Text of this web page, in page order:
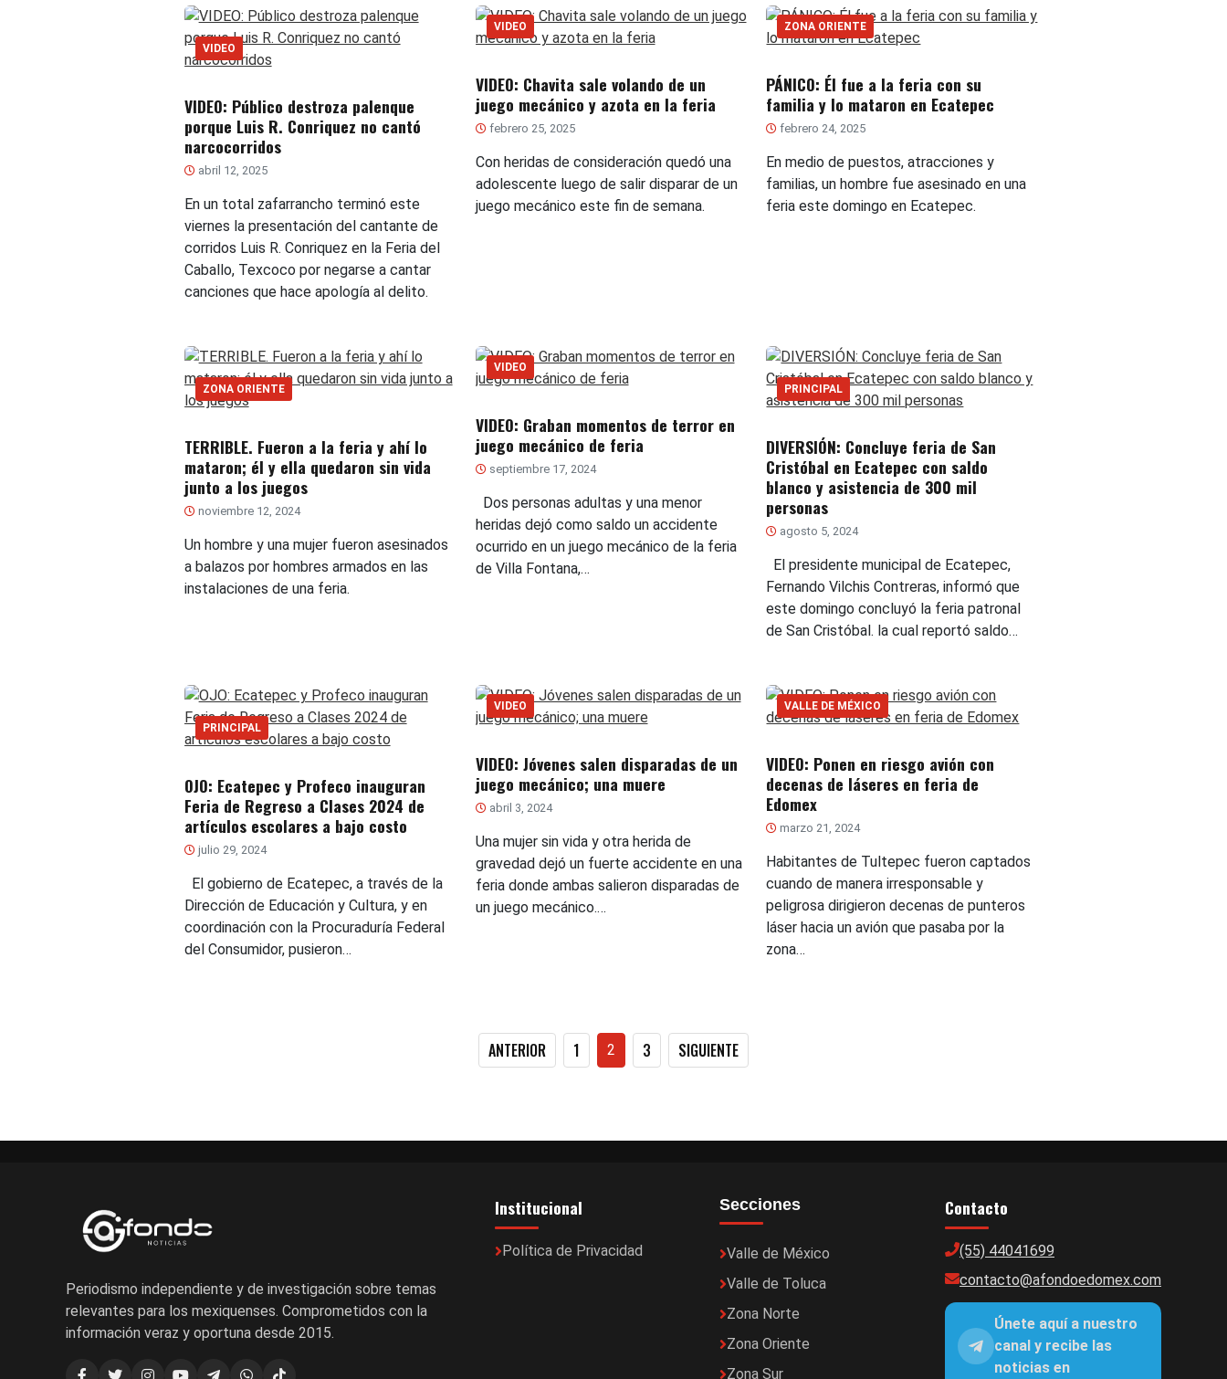
VIDEO
VIDEO: Público destroza palenque
porque Luis R. Conriquez no cantó
narcocorridos
abril 12, 2025
En un total zafarrancho terminó este
viernes la presentación del cantante de
corridos Luis R. Conriquez en la Feria del
Caballo, Texcoco por negarse a cantar
canciones que hace apología al delito.
VIDEO
VIDEO: Chavita sale volando de un
juego mecánico y azota en la feria
febrero 25, 2025
Con heridas de consideración quedó una
adolescente luego de salir disparar de un
juego mecánico este fin de semana.
ZONA ORIENTE
PÁNICO: Él fue a la feria con su
familia y lo mataron en Ecatepec
febrero 24, 2025
En medio de puestos, atracciones y
familias, un hombre fue asesinado en una
feria este domingo en Ecatepec.
ZONA ORIENTE
TERRIBLE. Fueron a la feria y ahí lo
mataron; él y ella quedaron sin vida
junto a los juegos
noviembre 12, 2024
Un hombre y una mujer fueron asesinados
a balazos por hombres armados en las
instalaciones de una feria.
VIDEO
VIDEO: Graban momentos de terror en
juego mecánico de feria
septiembre 17, 2024
Dos personas adultas y una menor
heridas dejó como saldo un accidente
ocurrido en un juego mecánico de la feria
de Villa Fontana,…
PRINCIPAL
DIVERSIÓN: Concluye feria de San
Cristóbal en Ecatepec con saldo
blanco y asistencia de 300 mil
personas
agosto 5, 2024
El presidente municipal de Ecatepec,
Fernando Vilchis Contreras, informó que
este domingo concluyó la feria patronal
de San Cristóbal. la cual reportó saldo…
PRINCIPAL
OJO: Ecatepec y Profeco inauguran
Feria de Regreso a Clases 2024 de
artículos escolares a bajo costo
julio 29, 2024
El gobierno de Ecatepec, a través de la
Dirección de Educación y Cultura, y en
coordinación con la Procuraduría Federal
del Consumidor, pusieron…
VIDEO
VIDEO: Jóvenes salen disparadas de un
juego mecánico; una muere
abril 3, 2024
Una mujer sin vida y otra herida de
gravedad dejó un fuerte accidente en una
feria donde ambas salieron disparadas de
un juego mecánico.…
VALLE DE MÉXICO
VIDEO: Ponen en riesgo avión con
decenas de láseres en feria de
Edomex
marzo 21, 2024
Habitantes de Tultepec fueron captados
cuando de manera irresponsable y
peligrosa dirigieron decenas de punteros
láser hacia un avión que pasaba por la
zona…
Paginación
ANTERIOR 1 2 3 SIGUIENTE
Periodismo independiente y de investigación sobre temas
relevantes para los mexiquenses. Comprometidos con la
información veraz y oportuna desde 2015.
Institucional
Política de Privacidad
Secciones
Valle de México
Valle de Toluca
Zona Norte
Zona Oriente
Zona Sur
Contacto
(55) 44041699
contacto@afondoedomex.com
Únete aquí a nuestro
canal y recibe las
noticias en